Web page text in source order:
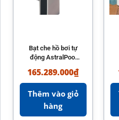
Bạt che hồ bơi tự
động AstralPool
nhập khẩu Tây Ban
Nha
165.289.000₫
Thêm vào giỏ
hàng